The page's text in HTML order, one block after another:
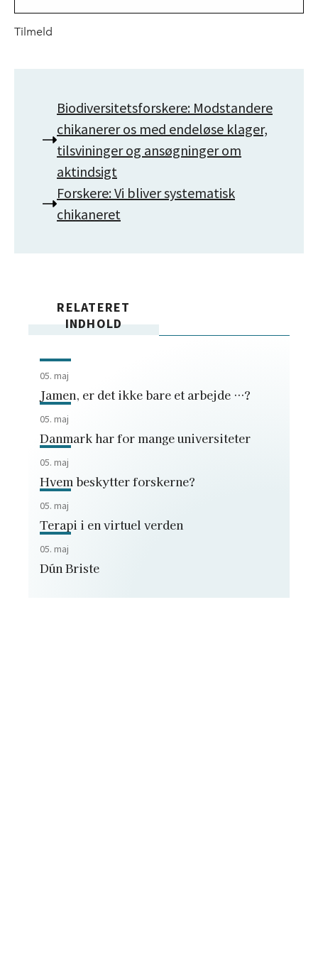
Tilmeld
Biodiversitetsforskere: Modstandere
chikanerer os med endeløse klager,
tilsvininger og ansøgninger om
aktindsigt
Forskere: Vi bliver systematisk
chikaneret
RELATERET
INDHOLD
05. maj
Jamen, er det ikke bare et arbejde …?
05. maj
Danmark har for mange universiteter
05. maj
Hvem beskytter forskerne?
05. maj
Terapi i en virtuel verden
05. maj
Dún Briste